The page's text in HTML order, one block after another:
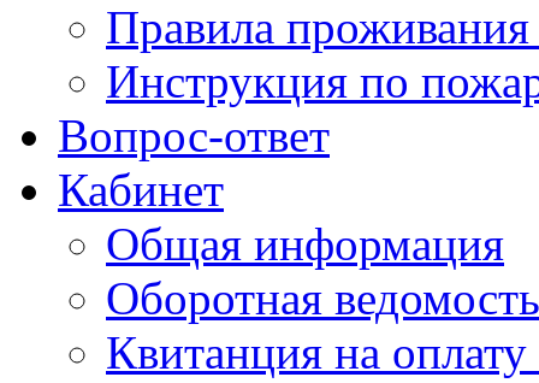
Правила
Инструкция по
Вопрос-ответ
Кабинет
Общая информация
Оборотная ведомость
Квитанция на